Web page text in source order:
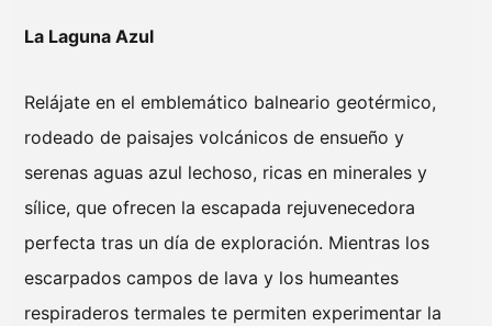
La Laguna Azul
Relájate en el emblemático balneario geotérmico,
rodeado de paisajes volcánicos de ensueño y
serenas aguas azul lechoso, ricas en minerales y
sílice, que ofrecen la escapada rejuvenecedora
perfecta tras un día de exploración. Mientras los
escarpados campos de lava y los humeantes
respiraderos termales te permiten experimentar la